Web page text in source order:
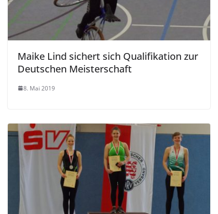
Maike Lind sichert sich Qualifikation zur
Deutschen Meisterschaft
8. Mai 2019